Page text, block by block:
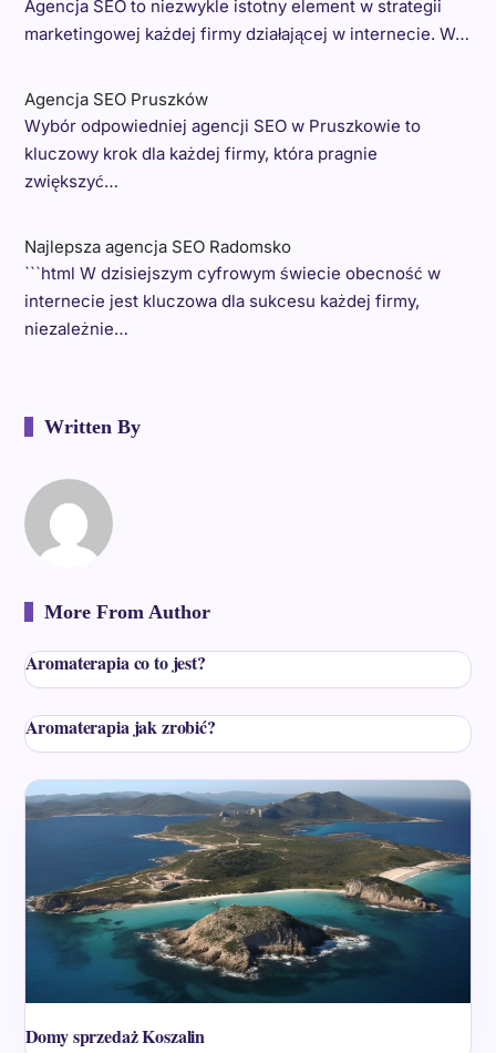
Agencja SEO to niezwykle istotny element w strategii
marketingowej każdej firmy działającej w internecie. W…
Agencja SEO Pruszków
Wybór odpowiedniej agencji SEO w Pruszkowie to
kluczowy krok dla każdej firmy, która pragnie
zwiększyć…
Najlepsza agencja SEO Radomsko
```html W dzisiejszym cyfrowym świecie obecność w
internecie jest kluczowa dla sukcesu każdej firmy,
niezależnie…
Written By
More From Author
Aromaterapia co to jest?
Aromaterapia jak zrobić?
Domy sprzedaż Koszalin